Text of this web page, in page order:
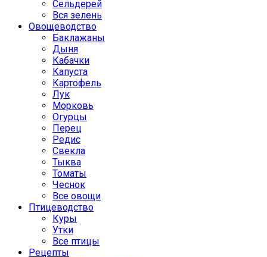
Сельдерей
Вся зелень
Овощеводство
Баклажаны
Дыня
Кабачки
Капуста
Картофель
Лук
Морковь
Огурцы
Перец
Редис
Свекла
Тыква
Томаты
Чеснок
Все овощи
Птицеводство
Куры
Утки
Все птицы
Рецепты